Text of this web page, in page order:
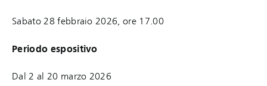
Sabato 28 febbraio 2026, ore 17.00
Periodo espositivo
Dal 2 al 20 marzo 2026